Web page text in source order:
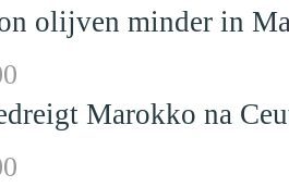
olijven minder in
Marokko na